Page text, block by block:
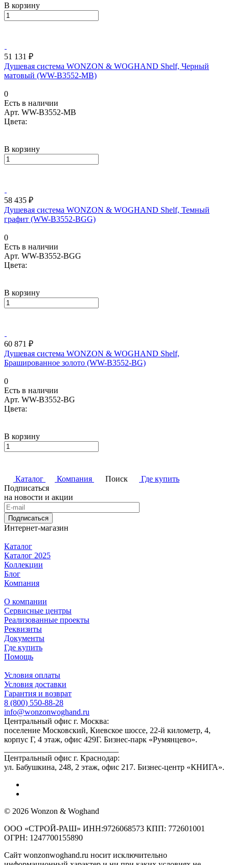
В корзину
51 131 ₽
Душевая система WONZON & WOGHAND Shelf, Черный
матовый (WW-B3552-MB)
0
Есть в наличии
Арт. WW-B3552-MB
Цвета:
В корзину
58 435 ₽
Душевая система WONZON & WOGHAND Shelf, Темный
графит (WW-B3552-BGG)
0
Есть в наличии
Арт. WW-B3552-BGG
Цвета:
В корзину
60 871 ₽
Душевая система WONZON & WOGHAND Shelf,
Брашированное золото (WW-B3552-BG)
0
Есть в наличии
Арт. WW-B3552-BG
Цвета:
В корзину
Каталог Компания Поиск
Где купить
Подписаться
на новости и акции
Подписаться
Интернет-магазин
Каталог
Каталог 2025
Коллекции
Блог
Компания
О компании
Сервисные центры
Реализованные проекты
Реквизиты
Документы
Где купить
Помощь
Условия оплаты
Условия доставки
Гарантия и возврат
8 (800) 550-88-28
info@wonzonwoghand.ru
Центральный офис г. Москва:
поселение Московский, Киевское шоссе, 22-й километр, 4,
корпус Г, 4 этаж, офис 429Г. Бизнес-парк «Румянцево».
Центральный офис г. Краснодар:
ул. Бабушкина, 248, 2 этаж, офис 217. Бизнес-центр «КНИГА».
© 2026 Wonzon & Woghand
ООО «СТРОЙ-РАШ» ИНН:9726068573 КПП: 772601001
ОГРН: 1247700155890
Сайт wonzonwoghand.ru носит исключительно